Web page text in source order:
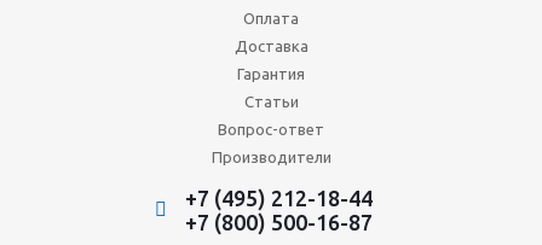
Оплата
Доставка
Гарантия
Статьи
Вопрос-ответ
Производители
+7 (495) 212-18-44
+7 (800) 500-16-87